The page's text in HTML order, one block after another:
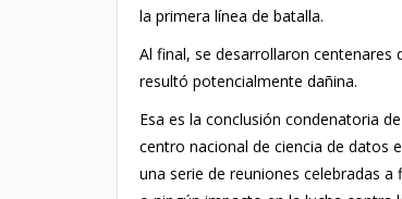
la primera línea de batalla.
Al final, se desarrollaron centenares
resultó potencialmente dañina.
Esa es la conclusión condenatoria
centro nacional de ciencia de datos
una serie de reuniones celebradas